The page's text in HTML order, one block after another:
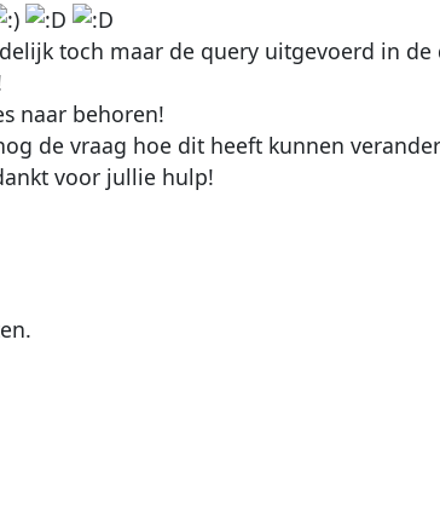
toch maar de query uitgevoerd in
naar behoren!
de vraag hoe dit heeft kunnen
voor jullie hulp!